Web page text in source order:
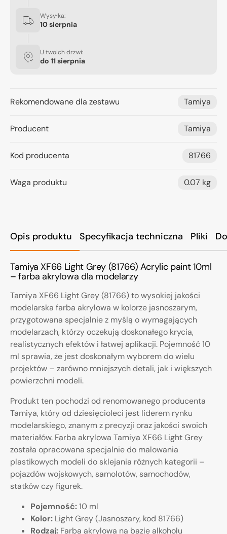
Opis produktu Specyfikacja techniczna Pliki
Tamiya XF66 Light Grey (81766) Acrylic paint 10ml
– farba akrylowa dla modelarzy
Tamiya XF66 Light Grey (81766) to wysokiej jakości
modelarska farba akrylowa w kolorze jasnoszarym,
przygotowana specjalnie z myślą o wymagających
modelarzach, którzy oczekują doskonałego krycia,
realistycznych efektów i łatwej aplikacji. Pojemność 10
ml sprawia, że jest doskonałym wyborem do wielu
projektów – zarówno mniejszych detali, jak i większych
powierzchni modeli.
Produkt ten pochodzi od renomowanego producenta
Tamiya, który od dziesięcioleci jest liderem rynku
modelarskiego, znanym z precyzji oraz jakości swoich
materiałów. Farba akrylowa Tamiya XF66 Light Grey
została opracowana specjalnie do malowania
plastikowych modeli do sklejania różnych kategorii –
pojazdów wojskowych, samolotów, samochodów,
statków czy figurek.
Pojemność:10 ml
Kolor: Light Grey (Jasnoszary, kod 81766)
Rodzaj: Farba akrylowa na bazie alkoholu
Wysyłka:
10 sierpnia
U twoich drzwi:
do 11 sierpnia
Rekomendowane dla zestawu Tamiya
Producent Tamiya
Kod producenta 81766
Waga produktu 0.07 kg